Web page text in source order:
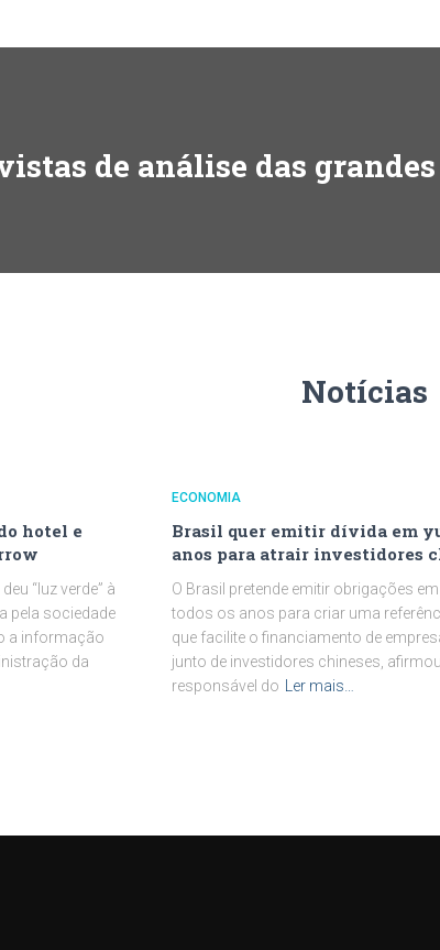
de análise das
Notícias
hotel e
“luz verde” à
pela sociedade
a informação
da
ECONOMIA
Brasil quer emitir dívida em
anos para atrair investidores
O Brasil pretende emitir obrigações
todos os anos para criar uma
que facilite o financiamento de
junto de investidores chineses,
responsável do
Ler mais…